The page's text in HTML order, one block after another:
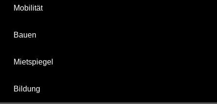
Mobilität
Bauen
Mietspiegel
Bildung